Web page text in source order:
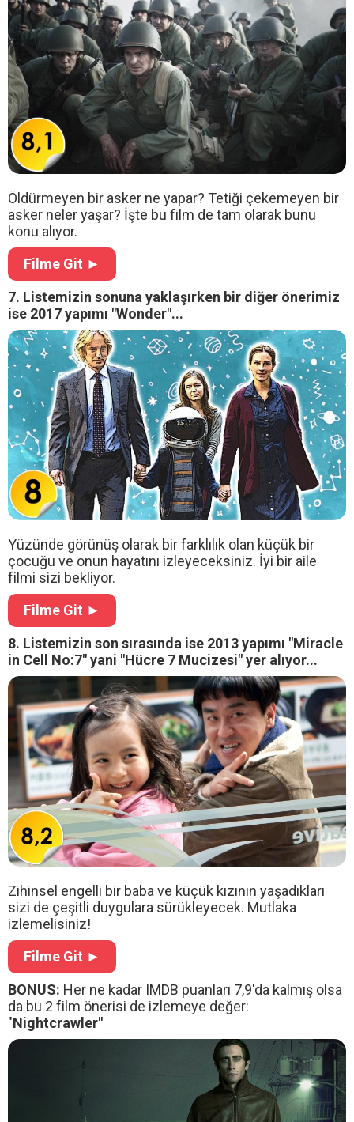
Öldürmeyen bir asker ne yapar? Tetiği çekemeyen bir
asker neler yaşar? İşte bu film de tam olarak bunu
konu alıyor.
Filme Git ►
7. Listemizin sonuna yaklaşırken bir diğer önerimiz
ise 2017 yapımı "Wonder"...
Yüzünde görünüş olarak bir farklılık olan küçük bir
çocuğu ve onun hayatını izleyeceksiniz. İyi bir aile
filmi sizi bekliyor.
Filme Git ►
8. Listemizin son sırasında ise 2013 yapımı "Miracle
in Cell No:7" yani "Hücre 7 Mucizesi" yer alıyor...
Zihinsel engelli bir baba ve küçük kızının yaşadıkları
sizi de çeşitli duygulara sürükleyecek. Mutlaka
izlemelisiniz!
Filme Git ►
BONUS: Her ne kadar IMDB puanları 7,9'da kalmış olsa
da bu 2 film önerisi de izlemeye değer:
"Nightcrawler"